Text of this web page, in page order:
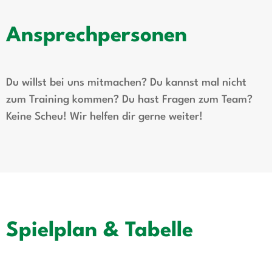
Ansprechpersonen
Du willst bei uns mitmachen? Du kannst mal nicht
zum Training kommen? Du hast Fragen zum Team?
Keine Scheu! Wir helfen dir gerne weiter!
Spielplan & Tabelle